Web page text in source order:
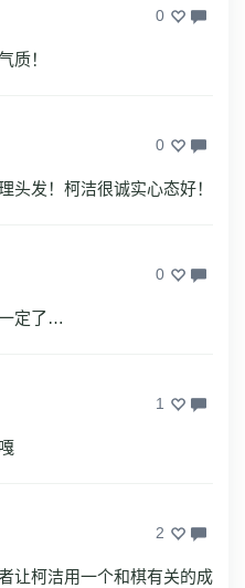
0
质！
0
头发！柯洁很诚实心态好！
0
定了…
1
2
让柯洁用一个和棋有关的成